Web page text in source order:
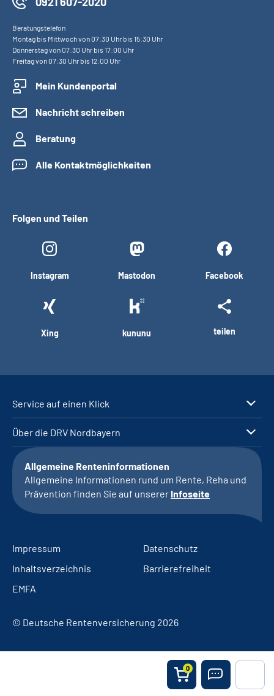
0
Beratungstelefon
Montag bis Mittwoch von 07:30 Uhr bis 15:30 Uhr
Donnerstag von 07:30 Uhr bis 17:00 Uhr
Freitag von 07:30 Uhr bis 12:00 Uhr
Mein Kundenportal
Nachricht schreiben
Beratung
Alle Kontaktmöglichkeiten
Folgen und Teilen
Instagram Mastodon Facebook
Xing kununu teilen
Service auf einen Klick
Über die DRV Nordbayern
Allgemeine Renteninformationen
Allgemeine Informationen rund um Rente, Reha und
Prävention finden Sie auf unserer Infoseite
Impressum
Datenschutz
Inhaltsverzeichnis
Barrierefreiheit
EMFA
© Deutsche Rentenversicherung 2026